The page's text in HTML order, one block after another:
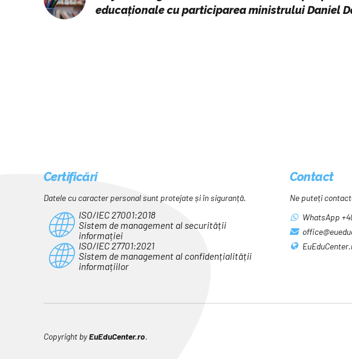
educaționale cu participarea ministrului Daniel
Certificări
Datele cu caracter personal sunt protejate și în siguranță.
ISO/IEC 27001:2018
Sistem de management al securității
informației
ISO/IEC 27701:2021
Sistem de management al confidențialității
informațiilor
Contact
Ne puteți
WhatsApp
Copyright byEuEduCenter.ro.